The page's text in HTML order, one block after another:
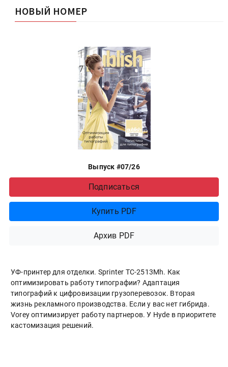
НОВЫЙ НОМЕР
Выпуск #07/26
Подписаться
Купить PDF
Архив PDF
УФ-принтер для отделки. Sprinter ТС-2513Mh. Как
оптимизировать работу типографии? Адаптация
типографий к цифровизации грузоперевозок. Вторая
жизнь рекламного производства. Если у вас нет гибрида.
Vorey оптимизирует работу партнеров. У Hyde в приоритете
кастомизация решений.